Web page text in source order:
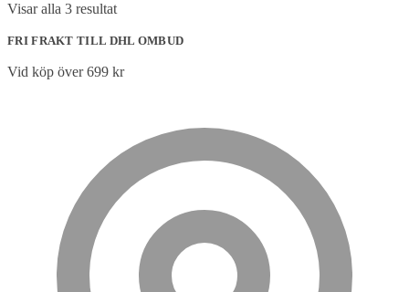
Visar alla 3 resultat
FRI FRAKT TILL DHL OMBUD
Vid köp över 699 kr